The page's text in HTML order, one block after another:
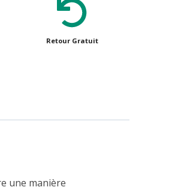
Retour Gratuit
une manière